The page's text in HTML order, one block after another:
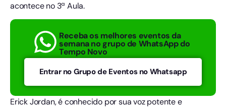
acontece no 3ª Aula.
Receba os melhores eventos da
semana no grupo de WhatsApp do
Tempo Novo
Entrar no Grupo de Eventos no Whatsapp
Erick Jordan, é conhecido por sua voz potente e